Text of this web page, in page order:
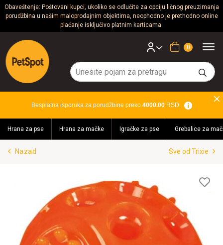
Obaveštenje: Poštovani kupci, ukoliko se odlučite za opciju ličnog preuzimanja
porudžbina u našim maloprodajnim objektima, neophodno je prethodno online
plaćanje isključivo platnim karticama.
Psi
Mačke
Glodari
Akvaristika
Teraristika
Brendovi
Akcija!
Prijavi se
Korpa
Besplatna isporuka za porudžbine preko 4000.00RSD.
Hrana za pse Hrana za mačke Igračke za pse Grebalice za
Nazad Sve od Trixie